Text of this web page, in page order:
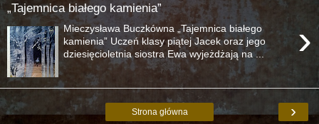
„Tajemnica białego kamienia”
›
Mieczysława Buczkówna „Tajemnica białego
kamienia” Uczeń klasy piątej Jacek oraz jego
dziesięcioletnia siostra Ewa wyjeżdżają na ...
›
Strona główna